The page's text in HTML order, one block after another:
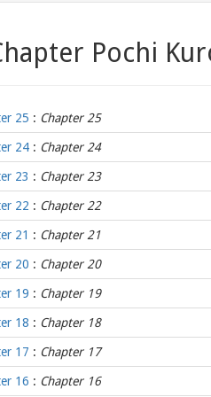
Pochi
25 : Chapter 25
24 : Chapter 24
23 : Chapter 23
22 : Chapter 22
21 : Chapter 21
20 : Chapter 20
19 : Chapter 19
18 : Chapter 18
17 : Chapter 17
16 : Chapter 16